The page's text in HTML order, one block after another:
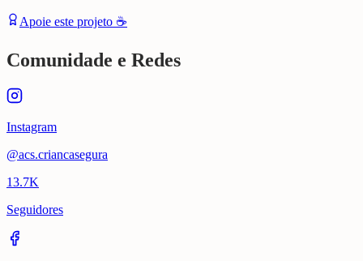
Apoie este projeto ☕
Comunidade e Redes
Instagram
@acs.criancasegura
13.7K
Seguidores